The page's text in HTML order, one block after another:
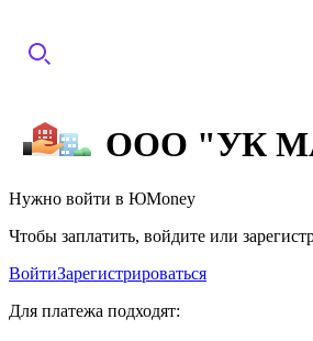
ООО "УК
Нужно войти в ЮMoney
Чтобы заплатить, войдите или
ВойтиЗарегистрироваться
Для платежа подходят: